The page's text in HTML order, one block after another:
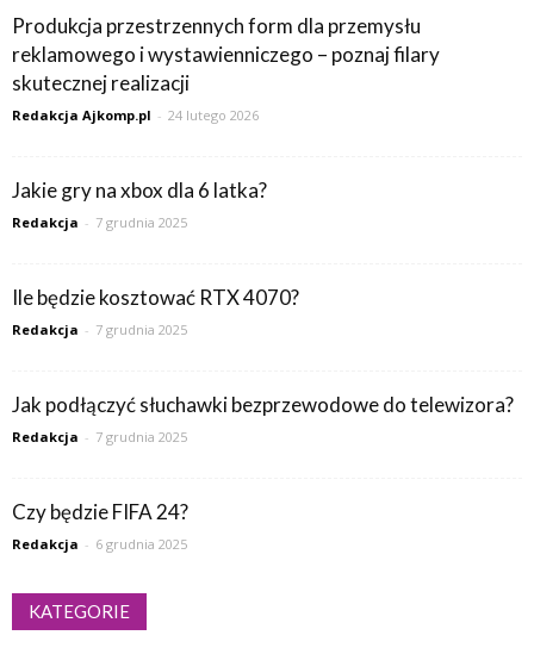
Produkcja przestrzennych form dla przemysłu
reklamowego i wystawienniczego – poznaj filary
skutecznej realizacji
Redakcja Ajkomp.pl - 24 lutego 2026
Jakie gry na xbox dla 6 latka?
Redakcja - 7 grudnia 2025
Ile będzie kosztować RTX 4070?
Redakcja - 7 grudnia 2025
Jak podłączyć słuchawki bezprzewodowe do telewizora?
Redakcja - 7 grudnia 2025
Czy będzie FIFA 24?
Redakcja - 6 grudnia 2025
KATEGORIE